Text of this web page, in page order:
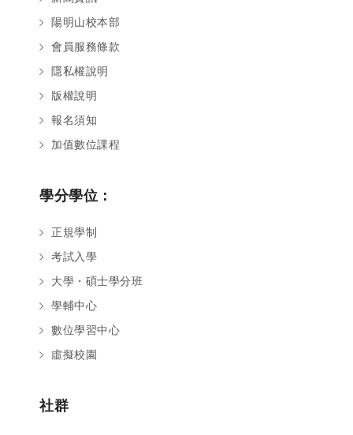
陽明山校本部
會員服務條款
隱私權說明
版權說明
報名須知
加值數位課程
學分學位：
正規學制
考試入學
大學・碩士學分班
學輔中心
數位學習中心
虛擬校園
社群